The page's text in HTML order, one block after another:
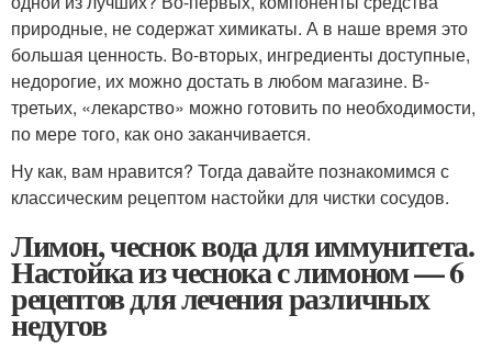
природные, не содержат химикаты. А в наше время это
большая ценность. Во-вторых, ингредиенты доступные,
недорогие, их можно достать в любом магазине. В-
третьих, «лекарство» можно готовить по необходимости,
по мере того, как оно заканчивается.
Ну как, вам нравится? Тогда давайте познакомимся с
классическим рецептом настойки для чистки сосудов.
Лимон, чеснок вода для иммунитета.
Настойка из чеснока с лимоном — 6
рецептов для лечения различных
недугов